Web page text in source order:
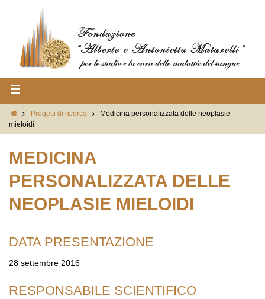
Progetti di ricerca
Medicina personalizzata delle neoplasie
mieloidi
MEDICINA
PERSONALIZZATA DELLE
NEOPLASIE MIELOIDI
DATA PRESENTAZIONE
28 settembre 2016
RESPONSABILE SCIENTIFICO